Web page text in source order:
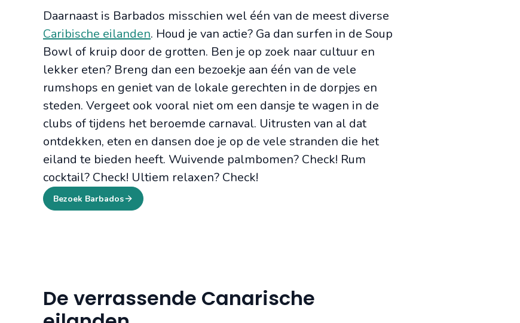
Daarnaast is Barbados misschien wel één van de meest diverse
Caribische eilanden. Houd je van actie? Ga dan surfen in de Soup
Bowl of kruip door de grotten. Ben je op zoek naar cultuur en
lekker eten? Breng dan een bezoekje aan één van de vele
rumshops en geniet van de lokale gerechten in de dorpjes en
steden. Vergeet ook vooral niet om een dansje te wagen in de
clubs of tijdens het beroemde carnaval. Uitrusten van al dat
ontdekken, eten en dansen doe je op de vele stranden die het
eiland te bieden heeft. Wuivende palmbomen? Check! Rum
cocktail? Check! Ultiem relaxen? Check!
Bezoek Barbados
De verrassende Canarische